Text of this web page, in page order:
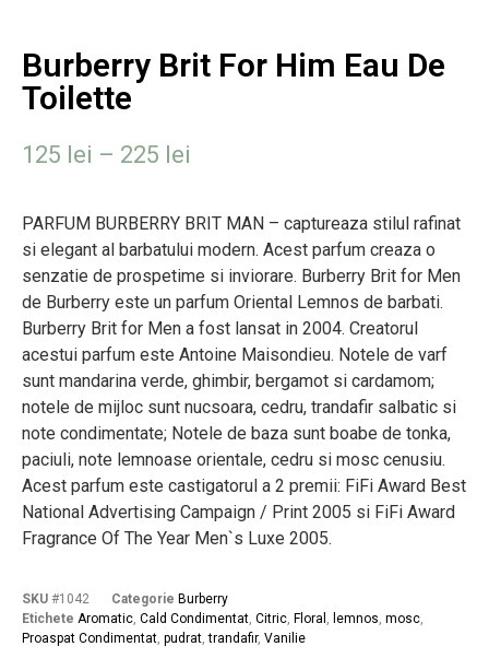
Burberry Brit For Him Eau De
Toilette
125 lei – 225 lei
PARFUM BURBERRY BRIT MAN – captureaza stilul rafinat
si elegant al barbatului modern. Acest parfum creaza o
senzatie de prospetime si inviorare. Burberry Brit for Men
de Burberry este un parfum Oriental Lemnos de barbati.
Burberry Brit for Men a fost lansat in 2004. Creatorul
acestui parfum este Antoine Maisondieu. Notele de varf
sunt mandarina verde, ghimbir, bergamot si cardamom;
notele de mijloc sunt nucsoara, cedru, trandafir salbatic si
note condimentate; Notele de baza sunt boabe de tonka,
paciuli, note lemnoase orientale, cedru si mosc cenusiu.
Acest parfum este castigatorul a 2 premii: FiFi Award Best
National Advertising Campaign / Print 2005 si FiFi Award
Fragrance Of The Year Men`s Luxe 2005.
SKU #1042 Categorie Burberry
Etichete Aromatic, Cald Condimentat, Citric, Floral , lemnos, mosc,
Proaspat Condimentat, pudrat,trandafir, Vanilie